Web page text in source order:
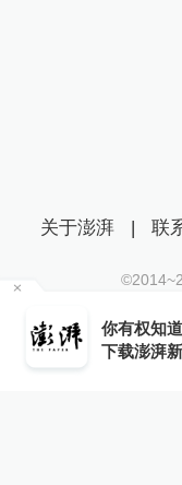
你有权知
下载澎湃
关于澎湃 | 联
©2014~
互联网新
沪公